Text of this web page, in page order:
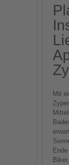
Mit